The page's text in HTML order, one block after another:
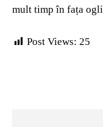
mult timp în fața
Post Views: 25